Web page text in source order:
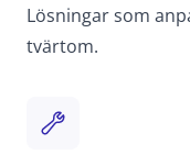
Lösningar som
tvärtom.